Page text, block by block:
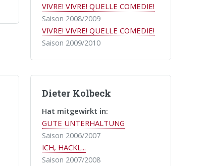
VIVRE! VIVRE! QUELLE COMEDIE!
Saison 2008/2009
VIVRE! VIVRE! QUELLE COMEDIE!
Saison 2009/2010
Dieter Kolbeck
Hat mitgewirkt in:
GUTE UNTERHALTUNG
Saison 2006/2007
ICH, HACKL...
Saison 2007/2008